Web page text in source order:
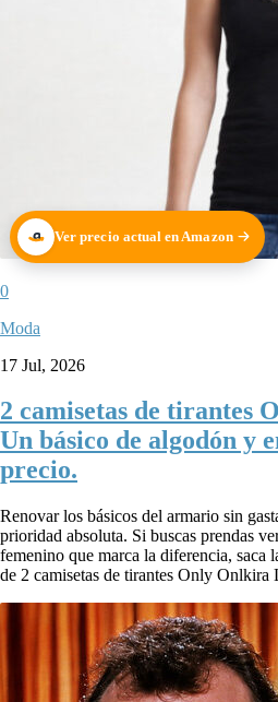
Ver precio actual en Amazon
0
Moda
17 Jul, 2026
2 camisetas de tirantes
Un básico de algodón y
precio.
Renovar los básicos del armario sin
prioridad absoluta. Si buscas prendas
femenino que marca la diferencia, saca
de 2 camisetas de tirantes Only Onlkira